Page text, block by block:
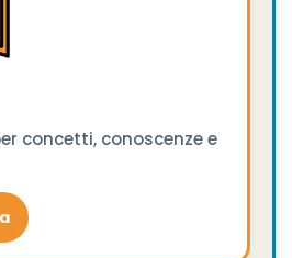
concetti, conoscenze e